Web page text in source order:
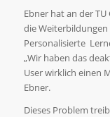
Ebner hat an der
die
Personalisierte
„Wir haben das
User wirklich einen
Ebner.
Dieses Problem